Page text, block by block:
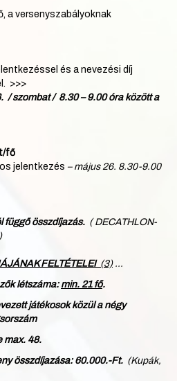
a versenyszabályoknak
és a nevezési díj
>>>
/ szombat / 8.30 – 9.00 óra között a
fő
jelentkezés – május 26. 8.30-9.00
függő összdíjazás. (DECATHLON-
FELTÉTELEI (3) …
min. 21 fő.
közül a négy
48.
60.000.-Ft. (Kupák,